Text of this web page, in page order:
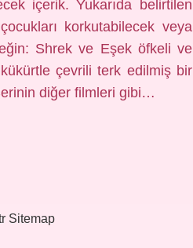
içerik. Yukarıda belirtilen
korkutabilecek veya
Shrek ve Eşek öfkeli ve
çevrili terk edilmiş bir
diğer filmleri gibi…
Sitemap